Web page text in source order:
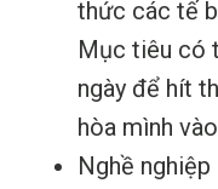
thức các tế
Mục tiêu có
ngày để hít
hòa mình
Nghề